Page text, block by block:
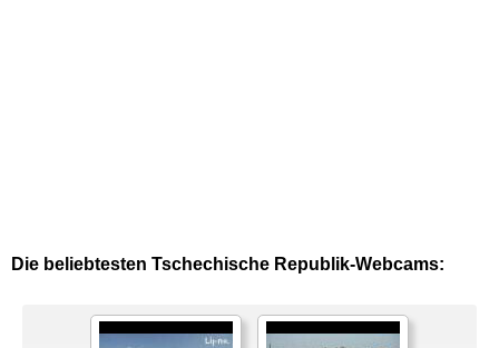
Die beliebtesten Tschechische Republik-Webcams: